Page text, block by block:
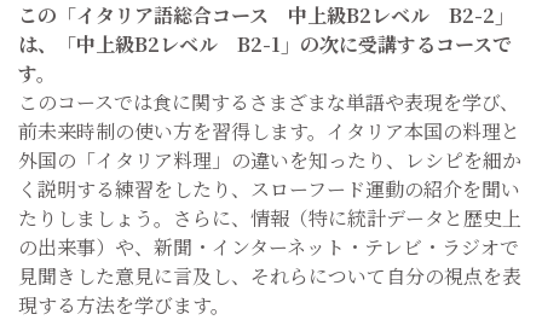
この「イタリア語総合コース 中上級B2レベル B2-2」
は、「中上級B2レベル B2-1」の次に受講するコースで
す。
このコースでは食に関するさまざまな単語や表現を学び、
前未来時制の使い方を習得します。イタリア本国の料理と
外国の「イタリア料理」の違いを知ったり、レシピを細か
く説明する練習をしたり、スローフード運動の紹介を聞い
たりしましょう。さらに、情報（特に統計データと歴史上
の出来事）や、新聞・インターネット・テレビ・ラジオで
見聞きした意見に言及し、それらについて自分の視点を表
現する方法を学びます。